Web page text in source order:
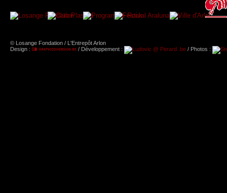
© Losange Fondation / L'Entrepôt Arlon
Design :
/ Développement : / Photos :